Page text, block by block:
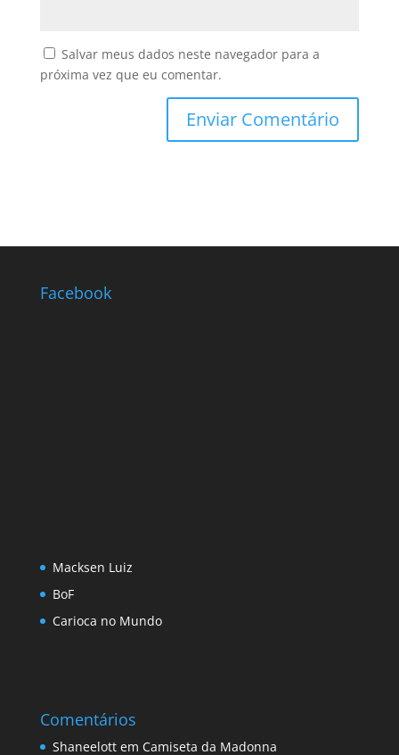
Salvar meus dados neste navegador para a
próxima vez que eu comentar.
Facebook
Macksen Luiz
BoF
Carioca no Mundo
Comentários
Shaneelottem Camiseta da Madonna